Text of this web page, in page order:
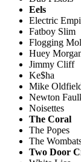
Eels
Electric
Fatboy Slim
Flogging
Huey
Jimmy Cliff
Ke$ha
Mike
Newton
Noisettes
The Coral
The Popes
The
Two Door